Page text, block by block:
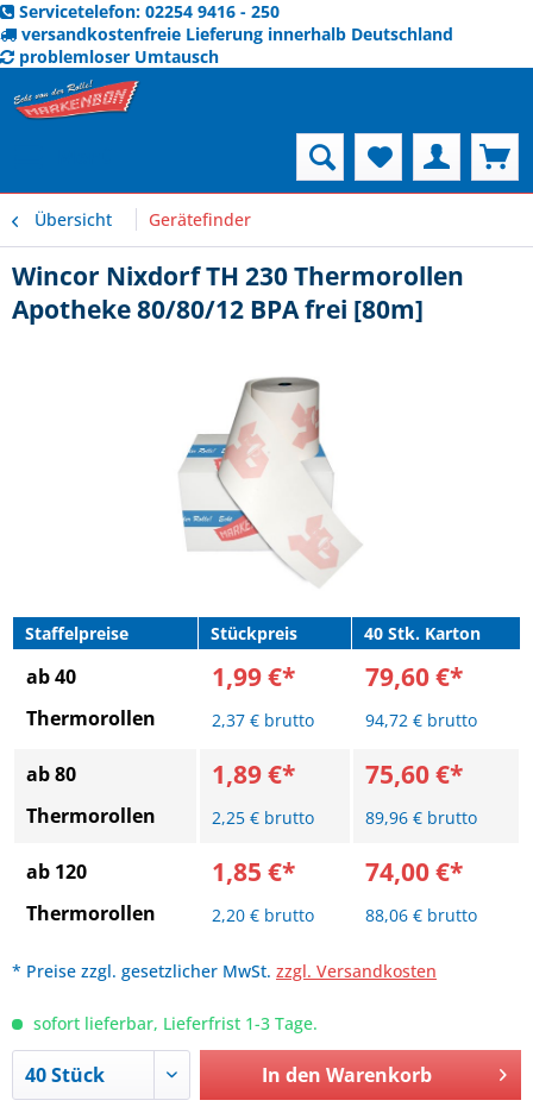
Servicetelefon: 02254 9416 - 250
versandkostenfreie Lieferung innerhalb Deutschland
problemloser Umtausch
Übersicht Gerätefinder
Wincor Nixdorf TH 230 Thermorollen
Apotheke 80/80/12 BPA frei [80m]
Staffelpreise Stückpreis 40 Stk. Karton
ab 40
Thermorollen
1,99 €*
2,37 € brutto
79,60 €*
94,72 € brutto
ab 80
Thermorollen
1,89 €*
2,25 € brutto
75,60 €*
89,96 € brutto
ab 120
Thermorollen
1,85 €*
2,20 € brutto
74,00 €*
88,06 € brutto
* Preise zzgl. gesetzlicher MwSt. zzgl. Versandkosten
sofort lieferbar, Lieferfrist 1-3 Tage.
In den Warenkorb